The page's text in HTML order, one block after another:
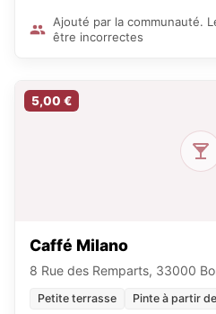
Ajouté par la communauté.
être incorrectes
5,00 €
Caffé Milano
8 Rue des Remparts, 33000
Petite terrasse Pinte à partir